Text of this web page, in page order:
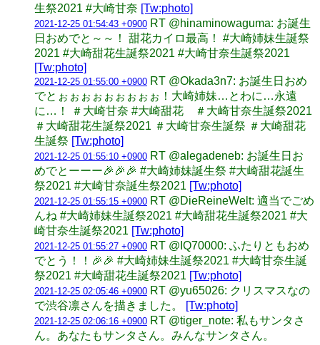
生祭2021 #大崎甘奈 [Tw:photo]
2021-12-25 01:54:43 +0900 RT @hinaminowaguma: お誕生
日おめでと～～！ 甜花カイロ最高！ #大崎姉妹生誕祭
2021 #大崎甜花生誕祭2021 #大崎甘奈生誕祭2021
[Tw:photo]
2021-12-25 01:55:00 +0900 RT @Okada3n7: お誕生日おめ
でとぉぉぉぉぉぉぉぉぉ！大崎姉妹…とわに…永遠
に…！ ＃大崎甘奈 #大崎甜花 ＃大崎甘奈生誕祭2021
＃大崎甜花生誕祭2021 ＃大崎甘奈生誕祭 ＃大崎甜花
生誕祭 [Tw:photo]
2021-12-25 01:55:10 +0900 RT @alegadeneb: お誕生日お
めでとーーー🎉🎉🎉 #大崎姉妹誕生祭 #大崎甜花誕生
祭2021 #大崎甘奈誕生祭2021 [Tw:photo]
2021-12-25 01:55:15 +0900 RT @DieReineWelt: 適当でごめ
んね #大崎姉妹生誕祭2021 #大崎甜花生誕祭2021 #大
崎甘奈生誕祭2021 [Tw:photo]
2021-12-25 01:55:27 +0900 RT @IQ70000: ふたりともおめ
でとう！！🎉🎉 #大崎姉妹生誕祭2021 #大崎甘奈生誕
祭2021 #大崎甜花生誕祭2021 [Tw:photo]
2021-12-25 02:05:46 +0900 RT @yu65026: クリスマスなの
で渋谷凛さんを描きました。
[Tw:photo]
2021-12-25 02:06:16 +0900 RT @tiger_note: 私もサンタさ
ん。あなたもサンタさん。みんなサンタさん。